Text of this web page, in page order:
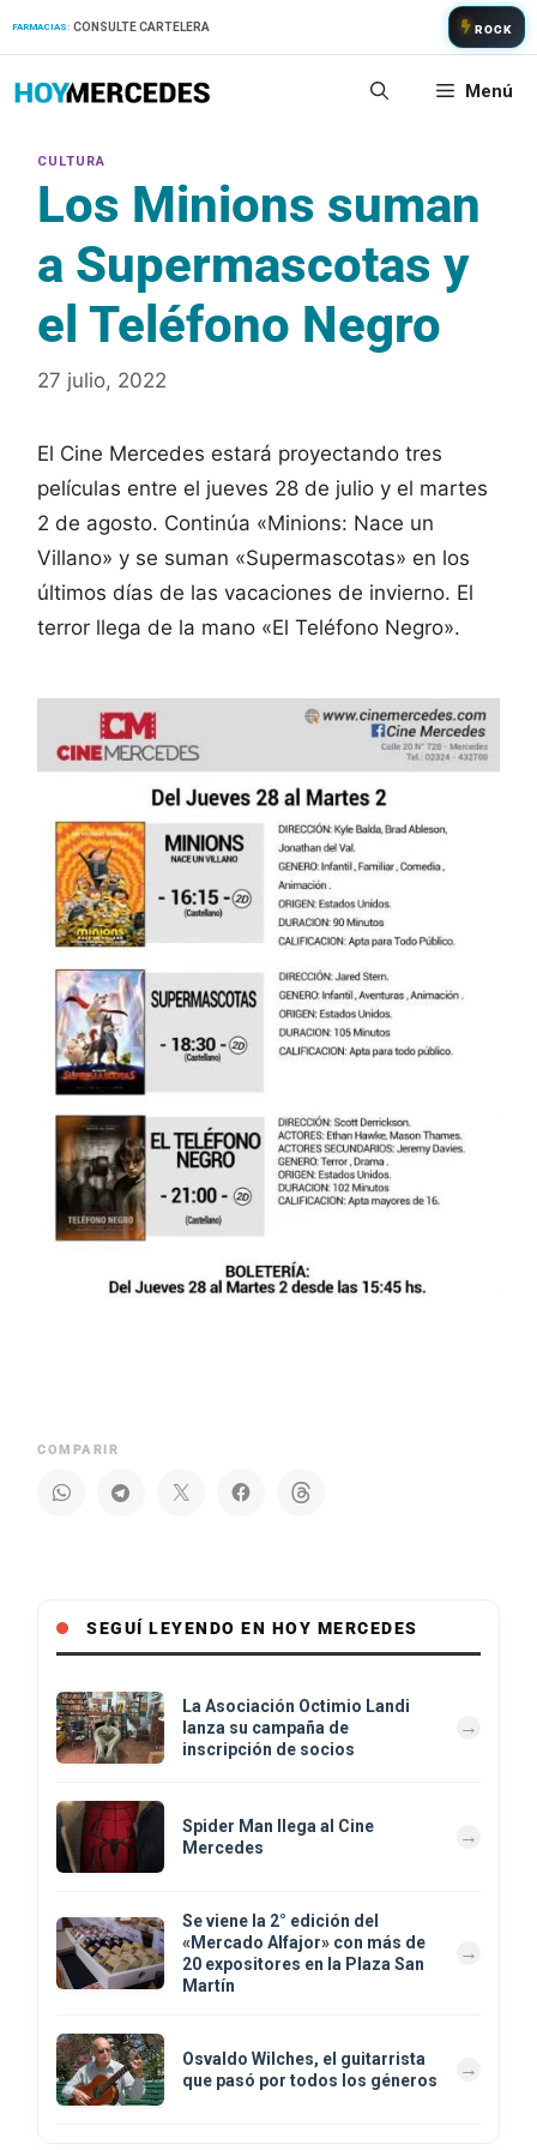
FARMACIAS: CONSULTE CARTELERA ROCK
Menú
Los Minions suman
a Supermascotas y
el Teléfono Negro
27 julio, 2022
El Cine Mercedes estará proyectando tres
películas entre el jueves 28 de julio y el martes
2 de agosto. Continúa «Minions: Nace un
Villano» y se suman «Supermascotas» en los
últimos días de las vacaciones de invierno. El
terror llega de la mano «El Teléfono Negro».
COMPARIR
SEGUÍ LEYENDO EN HOY MERCEDES
La Asociación Octimio Landi
lanza su campaña de
inscripción de socios
Spider Man llega al Cine
Mercedes
Se viene la 2° edición del
«Mercado Alfajor» con más de
20 expositores en la Plaza San
Martín
Osvaldo Wilches, el guitarrista
que pasó por todos los géneros